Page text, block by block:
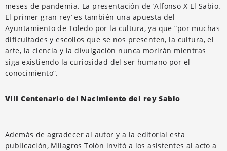
meses de pandemia. La presentación de ‘Alfonso X El Sabio.
El primer gran rey’ es también una apuesta del
Ayuntamiento de Toledo por la cultura, ya que “por muchas
dificultades y escollos que se nos presenten, la cultura, el
arte, la ciencia y la divulgación nunca morirán mientras
siga existiendo la curiosidad del ser humano por el
conocimiento”.
VIII Centenario del Nacimiento del rey Sabio
Además de agradecer al autor y a la editorial esta
publicación, Milagros Tolón invitó a los asistentes al acto a